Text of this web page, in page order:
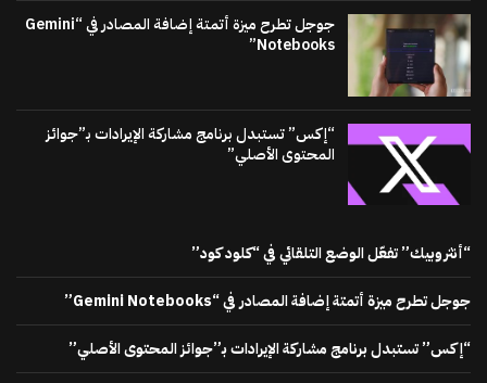
جوجل تطرح ميزة أتمتة إضافة المصادر في “Gemini
Notebooks”
“إكس” تستبدل برنامج مشاركة الإيرادات بـ”جوائز
المحتوى الأصلي”
“أنثروبيك” تفعّل الوضع التلقائي في “كلود كود”
جوجل تطرح ميزة أتمتة إضافة المصادر في “Gemini Notebooks”
“إكس” تستبدل برنامج مشاركة الإيرادات بـ”جوائز المحتوى الأصلي”